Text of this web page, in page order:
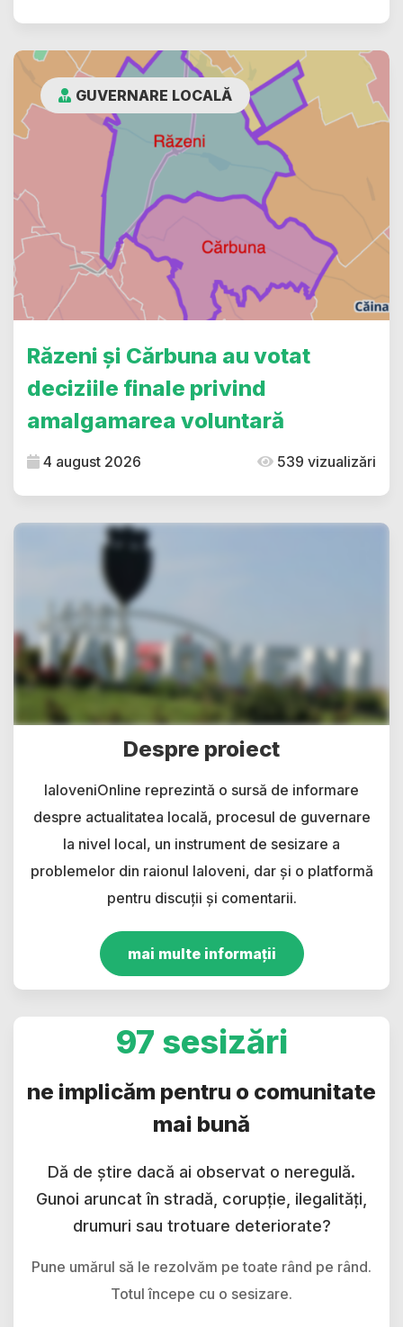
GUVERNARE LOCALĂ
Răzeni și Cărbuna au votat
deciziile finale privind
amalgamarea voluntară
4 august 2026 539 vizualizări
Despre proiect
IaloveniOnline reprezintă o sursă de informare
despre actualitatea locală, procesul de guvernare
la nivel local, un instrument de sesizare a
problemelor din raionul Ialoveni, dar și o platformă
pentru discuții și comentarii.
mai multe informații
97 sesizări
ne implicăm pentru o comunitate
mai bună
Dă de știre dacă ai observat o neregulă.
Gunoi aruncat în stradă, corupție, ilegalități,
drumuri sau trotuare deteriorate?
Pune umărul să le rezolvăm pe toate rând pe rând.
Totul începe cu o sesizare.